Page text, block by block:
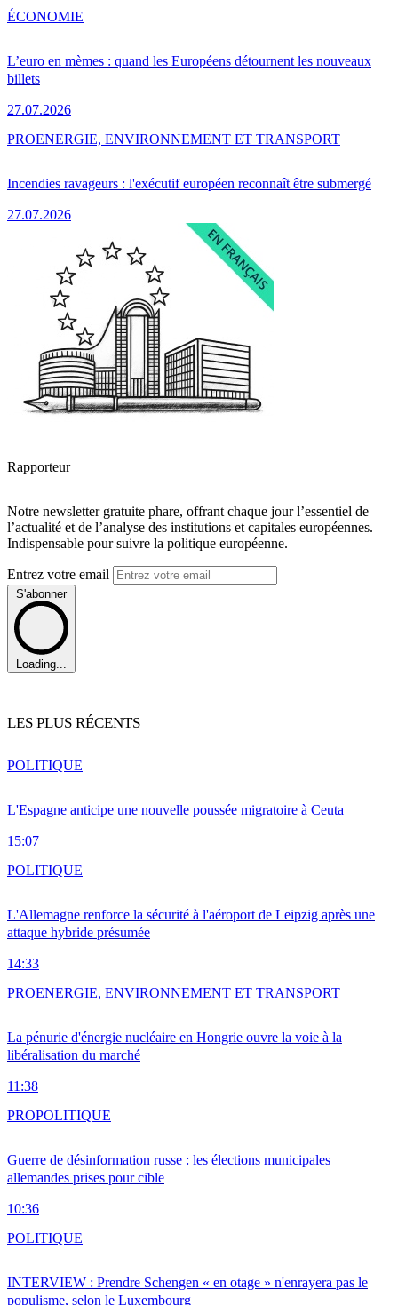
L’euro en mèmes : quand les Européens détournent les nouveaux
billets
27.07.2026
ÉCONOMIE
Incendies ravageurs : l'exécutif européen reconnaît être submergé
27.07.2026
PROENERGIE, ENVIRONNEMENT ET TRANSPORT
Rapporteur
Notre newsletter gratuite phare, offrant chaque jour l’essentiel de
l’actualité et de l’analyse des institutions et capitales européennes.
Indispensable pour suivre la politique européenne.
Entrez votre email
S'abonner
Loading...
LES PLUS RÉCENTS
L'Espagne anticipe une nouvelle poussée migratoire à Ceuta
15:07
POLITIQUE
L'Allemagne renforce la sécurité à l'aéroport de Leipzig après une
attaque hybride présumée
14:33
POLITIQUE
La pénurie d'énergie nucléaire en Hongrie ouvre la voie à la
libéralisation du marché
11:38
PROENERGIE, ENVIRONNEMENT ET TRANSPORT
Guerre de désinformation russe : les élections municipales
allemandes prises pour cible
10:36
PROPOLITIQUE
INTERVIEW : Prendre Schengen « en otage » n'enrayera pas le
populisme, selon le Luxembourg
POLITIQUE